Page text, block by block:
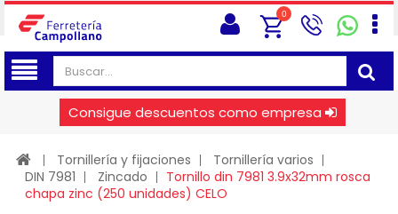
0
Consigue descuentos como empresa
Tornillería y fijaciones
Tornillería varios
DIN 7981
Zincado
Tornillo din 7981 3.9x32mm rosca
chapa zinc (250 unidades) CELO